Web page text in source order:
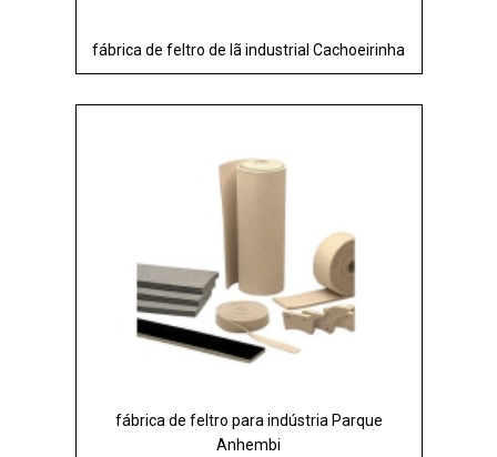
fábrica de feltro de lã industrial Cachoeirinha
fábrica de feltro para indústria Parque
Anhembi